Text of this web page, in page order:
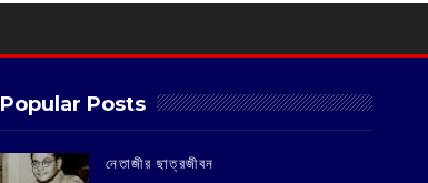
Popular Posts
‌নেতাজীর ছাত্রজীবন